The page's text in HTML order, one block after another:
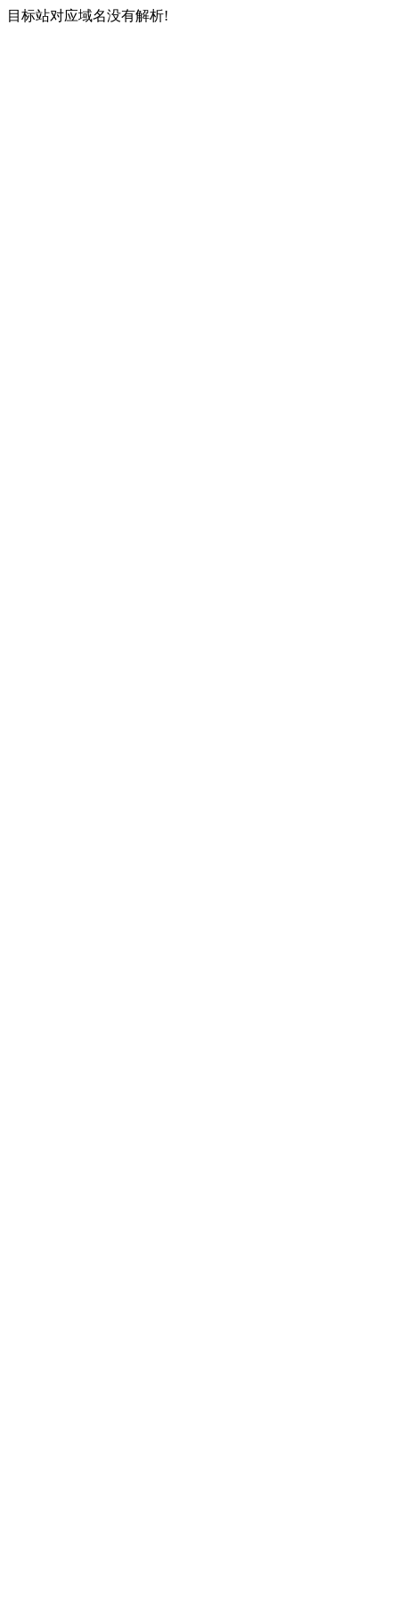
目标站对应域名没有解析!